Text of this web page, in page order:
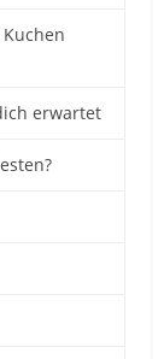
erwartet